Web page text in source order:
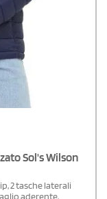
Sol's Wilson
2 tasche laterali
aderente,